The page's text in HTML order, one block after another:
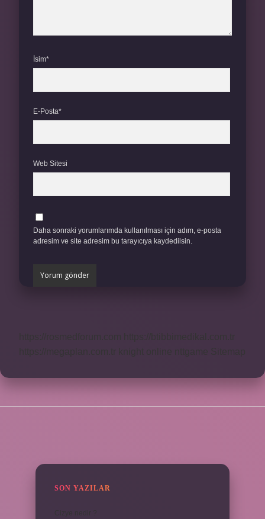
İsim*
E-Posta*
Web Sitesi
Daha sonraki yorumlarımda kullanılması için adım, e-posta
adresim ve site adresim bu tarayıcıya kaydedilsin.
SON YAZILAR